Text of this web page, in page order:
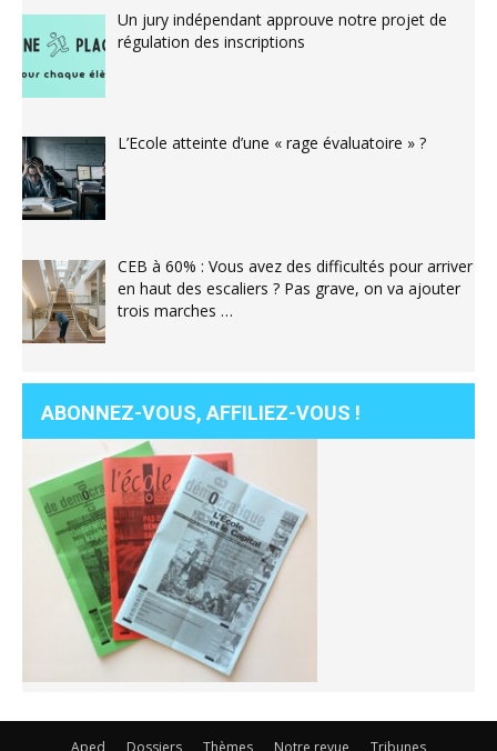
Un jury indépendant approuve notre projet de
régulation des inscriptions
L’Ecole atteinte d’une « rage évaluatoire » ?
CEB à 60% : Vous avez des difficultés pour arriver
en haut des escaliers ? Pas grave, on va ajouter
trois marches …
ABONNEZ-VOUS, AFFILIEZ-VOUS !